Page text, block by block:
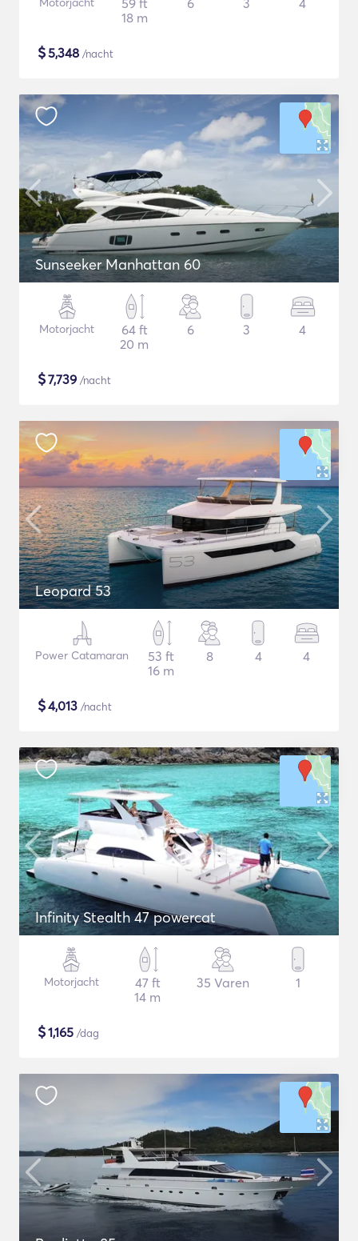
59 ft
18 m
6 3 4
$5,348 /nacht
Sunseeker Manhattan 60
Motorjacht
64 ft
20 m
6 3 4
$7,739 /nacht
Leopard 53
Power Catamaran
53 ft
16 m
8 4 4
$4,013 /nacht
Infinity Stealth 47 powercat
Motorjacht
47 ft
14 m
35 Varen 1
$1,165 /dag